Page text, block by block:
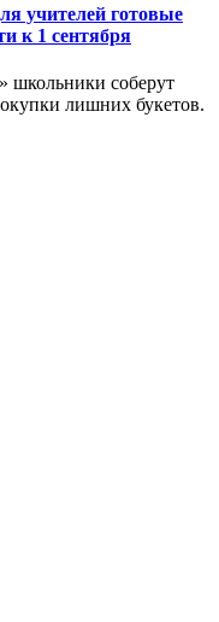
учителей готовые
к 1 сентября
школьники соберут
лишних букетов.